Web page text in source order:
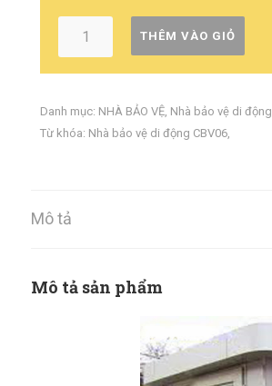
THÊM VÀO GIỎ
Danh mục: NHÀ BẢO VỆ, Nhà bảo vệ di động
Từ khóa: Nhà bảo vệ di động CBV06,
Mô tả
Mô tả sản phẩm